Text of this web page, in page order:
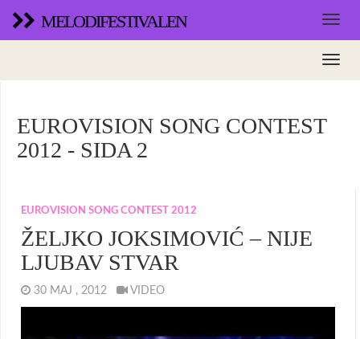
MELODIFESTIVALEN
EUROVISION SONG CONTEST
2012 - SIDA 2
EUROVISION SONG CONTEST 2012
ŽELJKO JOKSIMOVIĆ – NIJE
LJUBAV STVAR
30 MAJ , 2012 VIDEO